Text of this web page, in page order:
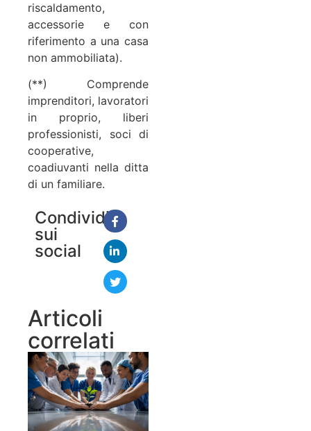
riscaldamento,
accessorie e con
riferimento a una casa
non ammobiliata).
(**) Comprende
imprenditori, lavoratori
in proprio, liberi
professionisti, soci di
cooperative,
coadiuvanti nella ditta
di un familiare.
Condividi
sui
social
Articoli
correlati